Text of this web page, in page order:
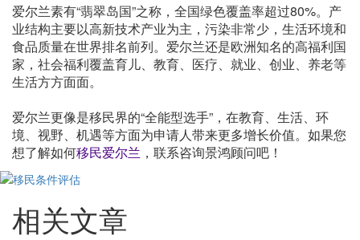
爱尔兰素有“翡翠岛国”之称，全国绿色覆盖率超过80%。产
业结构主要以高新技术产业为主，污染非常少，生活环境和
食品质量在世界排名前列。爱尔兰还是欧洲知名的高福利国
家，社会福利覆盖育儿、教育、医疗、就业、创业、养老等
生活方方面面。
爱尔兰更像是移民界的“全能型选手”，在教育、生活、环
境、视野、机遇等方面为申请人带来更多增长价值。如果您
想了解如何移民爱尔兰 ，联系咨询景鸿顾问吧！
相关文章